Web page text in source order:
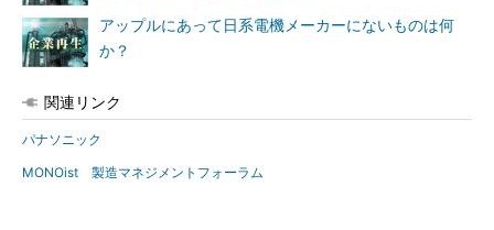
アップルにあって日系電機メーカーにないものは何
か？
関連リンク
パナソニック
MONOist 製造マネジメントフォーラム